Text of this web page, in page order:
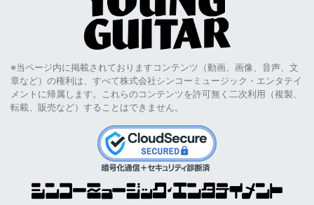
※当ページ内に掲載されておりますコンテンツ（動画、画像、音声、文
章など）の権利は、すべて株式会社シンコーミュージック・エンタテイ
メントに帰属します。これらのコンテンツを許可無く二次利用（複製、
転載、販売など）することはできません。